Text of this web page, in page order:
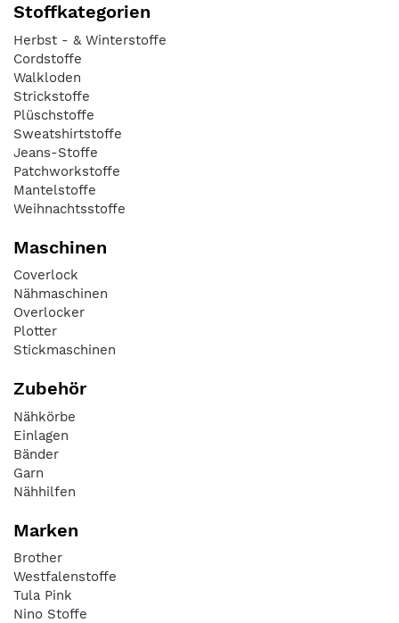
Stoffkategorien
Herbst - & Winterstoffe
Cordstoffe
Walkloden
Strickstoffe
Plüschstoffe
Sweatshirtstoffe
Jeans-Stoffe
Patchworkstoffe
Mantelstoffe
Weihnachtsstoffe
Maschinen
Coverlock
Nähmaschinen
Overlocker
Plotter
Stickmaschinen
Zubehör
Nähkörbe
Einlagen
Bänder
Garn
Nähhilfen
Marken
Brother
Westfalenstoffe
Tula Pink
Nino Stoffe